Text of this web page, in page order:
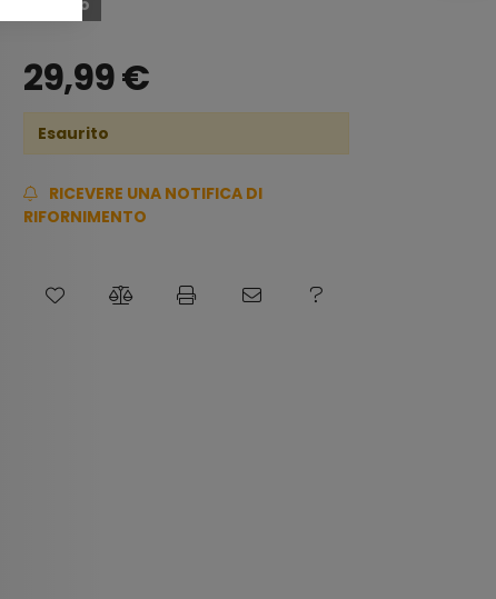
Esaurito
29,99€
Esaurito
RICEVERE UNA NOTIFICA DI
RIFORNIMENTO